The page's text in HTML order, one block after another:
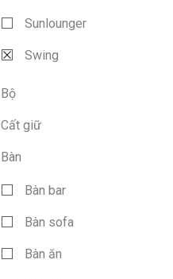
Sunlounger
Swing
Bộ
Cất giữ
Bàn
Bàn bar
Bàn sofa
Bàn ăn